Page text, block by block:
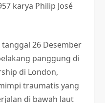
karya Philip José
26 Desember
panggung di
di London,
traumatis yang
di bawah laut